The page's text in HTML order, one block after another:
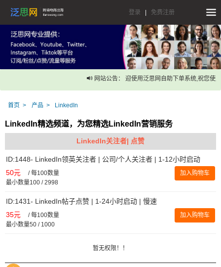
登录 免费注册
网站公告： 迎使用泛思网自助下单系统,祝您使用
首页 产品 LinkedIn
LinkedIn精选频道，为您精选LinkedIn营销服务
LinkedIn关注者| 点赞
ID:1448- LinkedIn领英关注者 | 公司/个人关注者 | 1-12小时启动
50元 /每100数量
最小数量100 / 2998
加入购物车
ID:1431- LinkedIn帖子点赞 | 1-24小时启动 | 慢速
35元 /每100数量
最小数量50 / 1000
加入购物车
暂无权限！！